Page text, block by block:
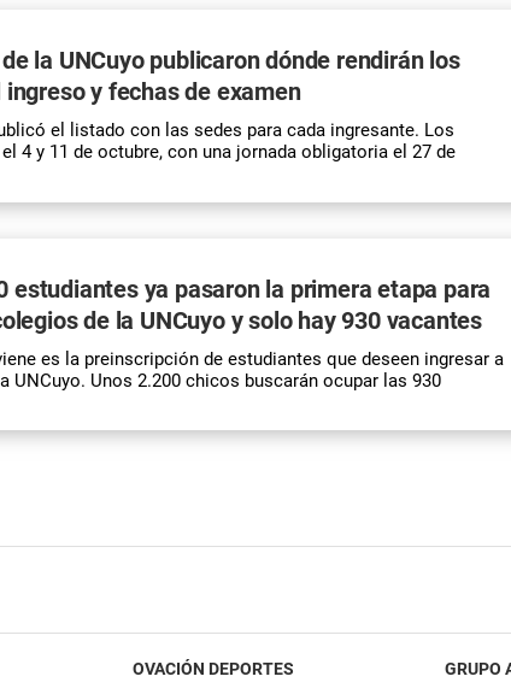
la UNCuyo publicaron dónde rendirán los
y fechas de examen
el listado con las sedes para cada ingresante. Los
4 y 11 de octubre, con una jornada obligatoria el 27 de
estudiantes ya pasaron la primera etapa para
de la UNCuyo y solo hay 930 vacantes
es la preinscripción de estudiantes que deseen ingresar a
UNCuyo. Unos 2.200 chicos buscarán ocupar las 930
OVACIÓN DEPORTES GRUPO